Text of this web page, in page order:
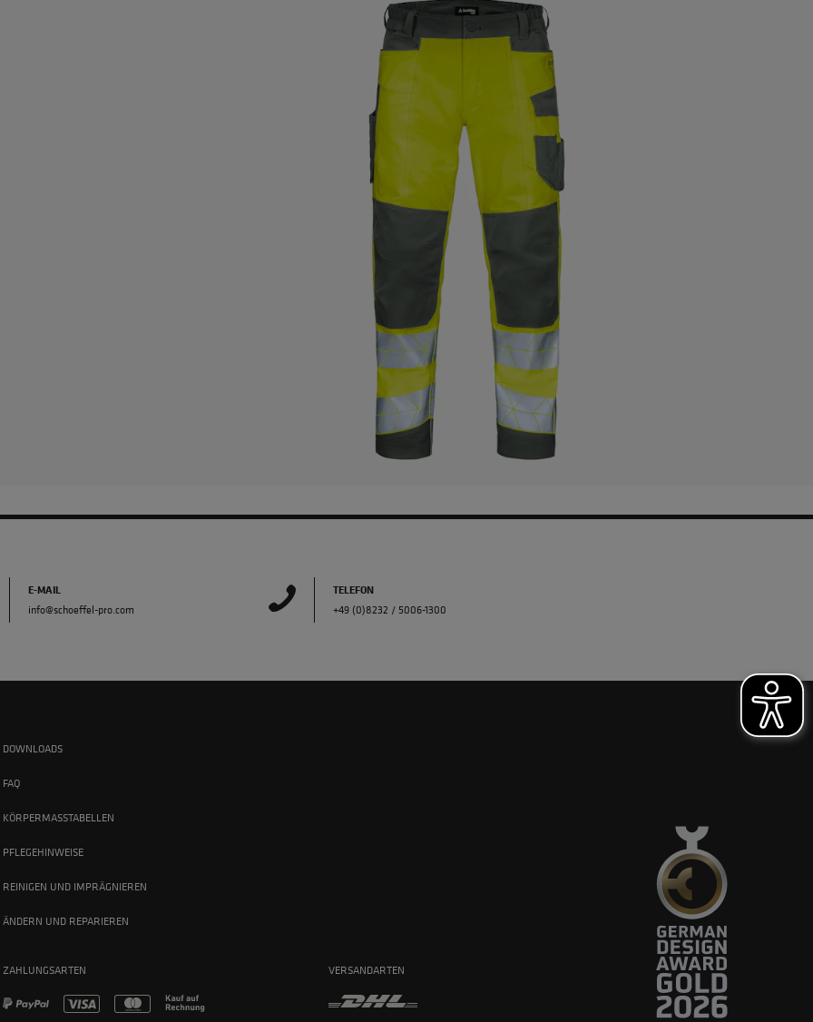
E-MAIL
info@schoeffel-pro.com
TELEFON
+49 (0)8232 / 5006-1300
DOWNLOADS
FAQ
KÖRPERMASSTABELLEN
PFLEGEHINWEISE
REINIGEN UND IMPRÄGNIEREN
ÄNDERN UND REPARIEREN
ZAHLUNGSARTEN VERSANDARTEN